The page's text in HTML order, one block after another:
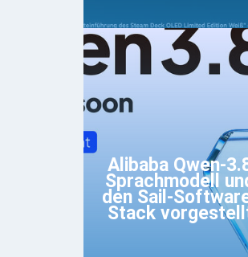
Alibaba Qwen-
Sprachmodell
den Sail-
Stack